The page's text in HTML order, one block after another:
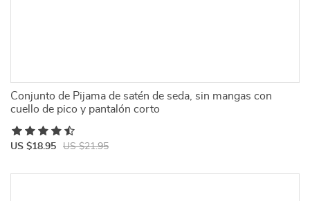
Conjunto de Pijama de satén de seda, sin mangas con
cuello de pico y pantalón corto
US $18.95 US $21.95